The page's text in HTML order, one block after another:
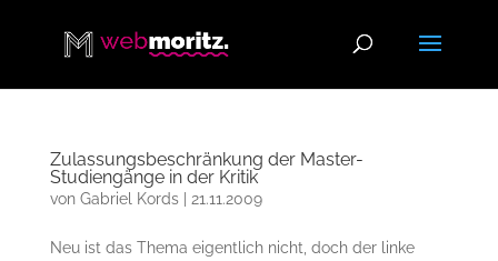
Zulassungsbeschränkung der Master-
Studiengänge in der Kritik
von Gabriel Kords| 21.11.2009
Neu ist das Thema eigentlich nicht, doch der linke